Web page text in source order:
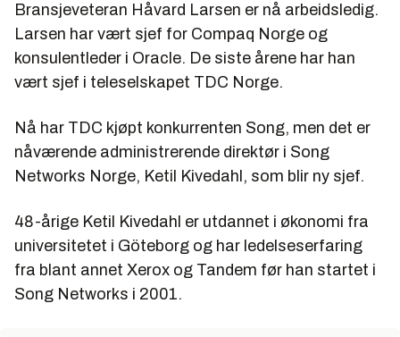
Bransjeveteran Håvard Larsen er nå arbeidsledig.
Larsen har vært sjef for Compaq Norge og
konsulentleder i Oracle. De siste årene har han
vært sjef i teleselskapet TDC Norge.
Nå har TDC kjøpt konkurrenten Song, men det er
nåværende administrerende direktør i Song
Networks Norge, Ketil Kivedahl, som blir ny sjef.
48-årige Ketil Kivedahl er utdannet i økonomi fra
universitetet i Göteborg og har ledelseserfaring
fra blant annet Xerox og Tandem før han startet i
Song Networks i 2001.